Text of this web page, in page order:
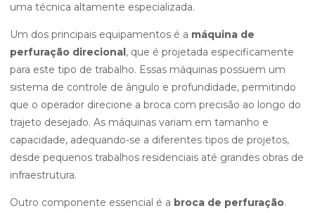
uma técnica altamente especializada.
Um dos principais equipamentos é a máquina de
perfuração direcional, que é projetada especificamente
para este tipo de trabalho. Essas máquinas possuem um
sistema de controle de ângulo e profundidade, permitindo
que o operador direcione a broca com precisão ao longo do
trajeto desejado. As máquinas variam em tamanho e
capacidade, adequando-se a diferentes tipos de projetos,
desde pequenos trabalhos residenciais até grandes obras de
infraestrutura.
Outro componente essencial é a broca de perfuração.